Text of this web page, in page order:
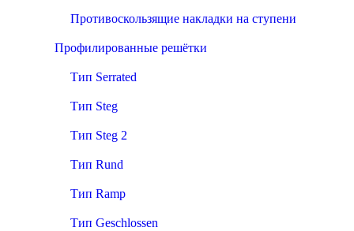
Противоскользящие накладки на ступени
Профилированные решётки
Тип Serrated
Тип Steg
Тип Steg 2
Тип Rund
Тип Ramp
Тип Geschlossen